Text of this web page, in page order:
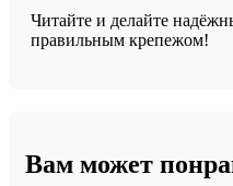
Читайте и делайте
правильным крепежом!
Вам может